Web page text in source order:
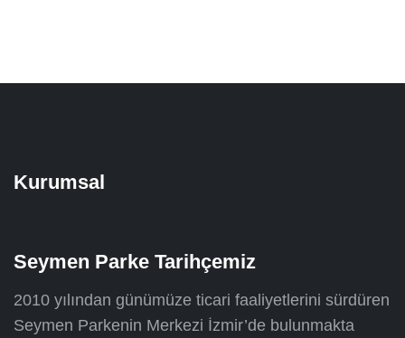
Kurumsal
Seymen Parke Tarihçemiz
2010 yılından günümüze ticari faaliyetlerini sürdüren
Seymen Parkenin Merkezi İzmir’de bulunmakta